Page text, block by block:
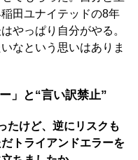
田ユナイテッドの8年
やっぱり自分がやる。
なという思いはありま
」と“言い訳禁止”
けど、逆にリスクも
トライアンドエラーを